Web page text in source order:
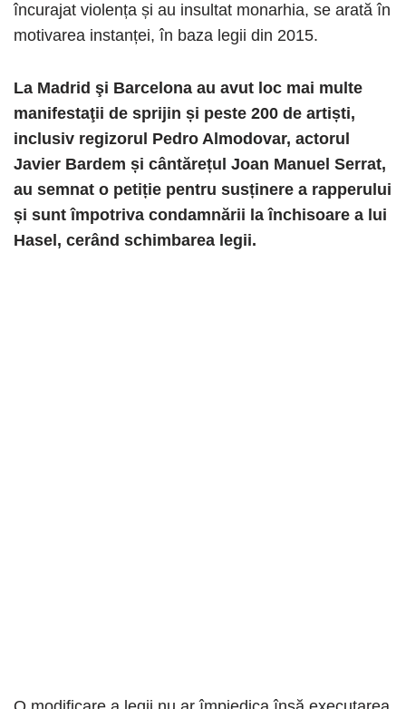
încurajat violența și au insultat monarhia, se arată în
motivarea instanței, în baza legii din 2015.
La Madrid şi Barcelona au avut loc mai multe
manifestaţii de sprijin și peste 200 de artiști,
inclusiv regizorul Pedro Almodovar, actorul
Javier Bardem și cântărețul Joan Manuel Serrat,
au semnat o petiție pentru susținere a rapperului
și sunt împotriva condamnării la închisoare a lui
Hasel, cerând schimbarea legii.